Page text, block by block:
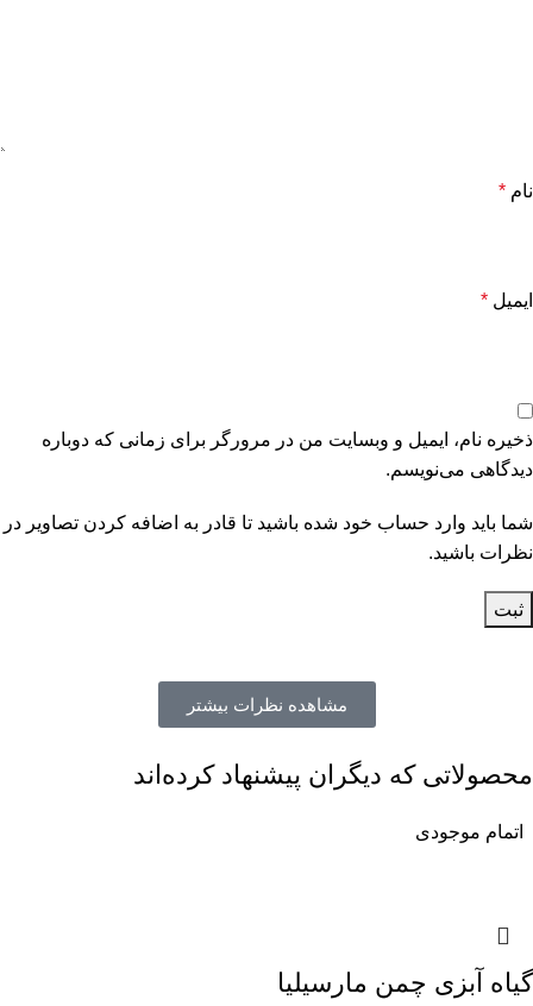
نام *
ایمیل *
ذخیره نام، ایمیل و وبسایت من در مرورگر برای زمانی که دوباره
دیدگاهی می‌نویسم.
شما باید وارد حساب خود شده باشید تا قادر به اضافه کردن تصاویر در
نظرات باشید.
مشاهده نظرات بیشتر
محصولاتی که دیگران پیشنهاد کرده‌اند
اتمام موجودی
گیاه آبزی چمن مارسیلیا